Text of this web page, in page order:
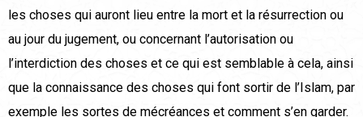
les choses qui auront lieu entre la mort et la résurrection ou
au jour du jugement, ou concernant l’autorisation ou
l’interdiction des choses et ce qui est semblable à cela, ainsi
que la connaissance des choses qui font sortir de l’Islam, par
exemple les sortes de mécréances et comment s’en garder.